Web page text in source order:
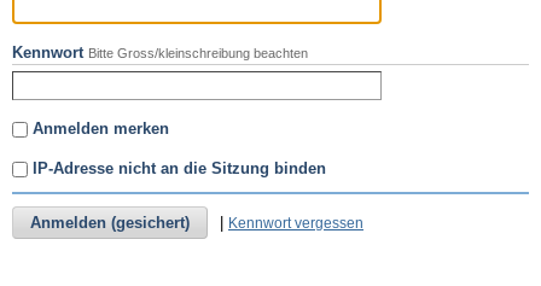
Kennwort Bitte Gross/kleinschreibung beachten
Anmelden merken
IP-Adresse nicht an die Sitzung binden
Anmelden (gesichert) Kennwort vergessen